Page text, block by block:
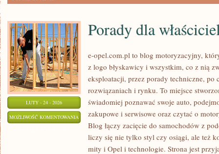
LUTY - 24 - 2026
MOŻLIWOŚĆ KOMENTOWANIA PORADY
WŁAŚCICIELI
Porady dla
e-opel.com.pl to blog motoryzacyjny,
z logo błyskawicy i wszystkim, co z nią
eksploatacji, przez porady techniczne, po
rozwiązaniach i rynku. To miejsce
świadomiej poznawać swoje auto,
zakupowe i serwisowe oraz czytać o
Blog łączy zacięcie do samochodów z
liczy się nie tylko styl czy osiągi, ale też
mity i Opel i technologie. Strona jest